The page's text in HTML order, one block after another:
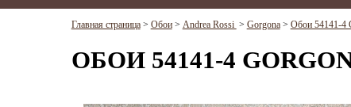
Главная страница> Обои> Andrea Rossi > Gorgona> Обои 54141-4
ОБОИ 54141-4